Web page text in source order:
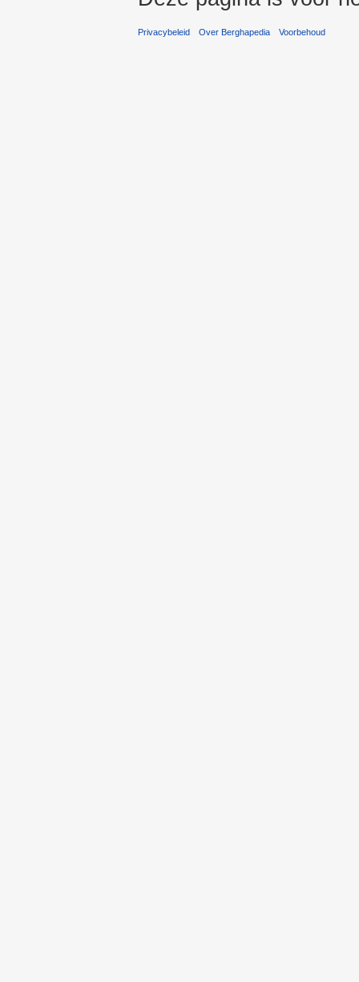
Privacybeleid Over Berghapedia Voorbehoud